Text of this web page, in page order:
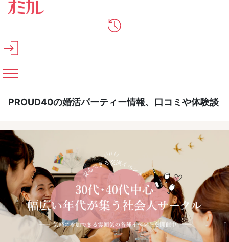
メインコンテンツへスキップ
PROUD40の婚活パーティー情報、口コミや体験談